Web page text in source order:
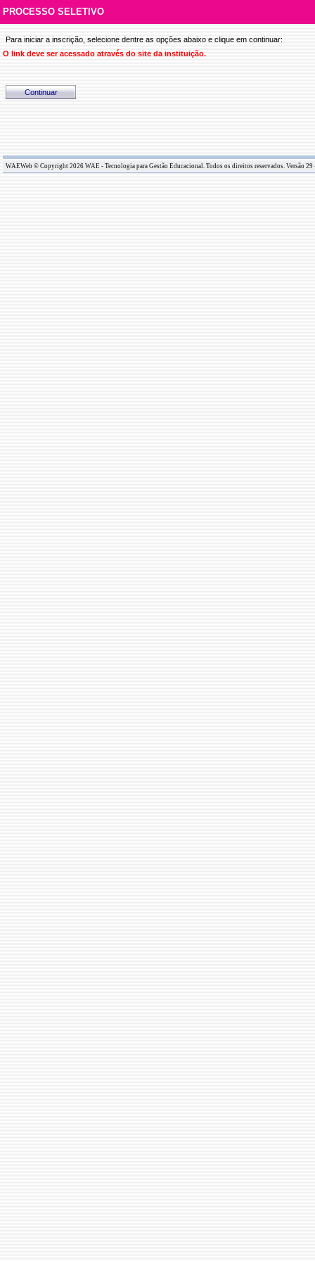
PROCESSO SELETIVO
Para iniciar a inscrição, selecione dentre as opções abaixo e clique em continuar:
O link deve ser acessado através do site da instituição.
WAEWeb © Copyright 2026 WAE - Tecnologia para Gestão Educacional. Todos os direitos reservados. Versão